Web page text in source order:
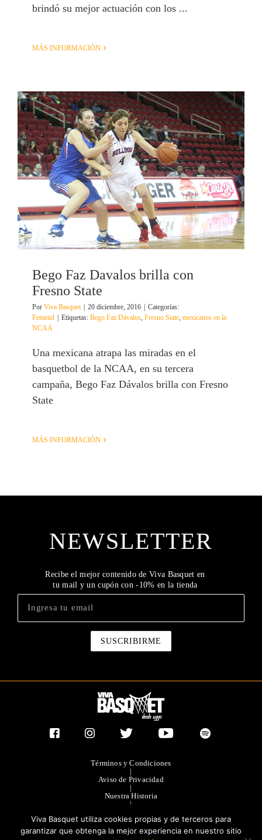
brindó su mejor actuación con los ...
MÁS INFORMACIÓN
Bego Faz Davalos brilla con
Fresno State
Por Viva Basquet 20 diciembre, 2016
Categorías:
Femenil
Etiquetas: Bego Faz Dávalos, Fresno State, mexicanos en la
NCAA
Una mexicana atrapa las miradas en el
basquetbol de la NCAA, en su tercera
campaña, Bego Faz Dávalos brilla con Fresno
State
MÁS INFORMACIÓN
NEWSLETTER
Recibe el mejor contenido de Viva Basquet en
tu mail y un cupón con -10% en la tienda
Términos y Condiciones
|
Aviso de Privacidad
|
Nuestra Historia
|
|
Publicidad
Viva Basquet utiliza cookies propias y de terceros para
garantizar que obtenga la mejor experiencia en nuestro sitio